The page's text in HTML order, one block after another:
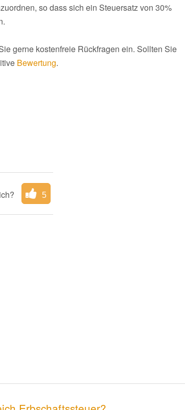
so dass sich ein Steuersatz von 30%
gerne kostenfreie Rückfragen ein. Sollten Sie
Bewertung.
5